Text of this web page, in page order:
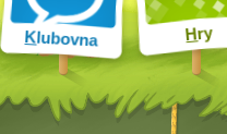
Klubovna Hry